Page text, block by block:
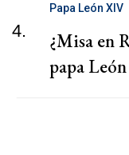
4.
Papa León XIV
¿Misa en
papa